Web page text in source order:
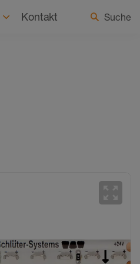
Land / Sprache wählen
Kontakt Suche